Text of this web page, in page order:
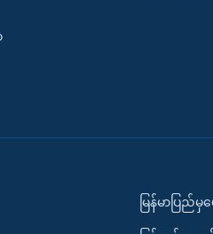
မြန်မာပြည်မှပ